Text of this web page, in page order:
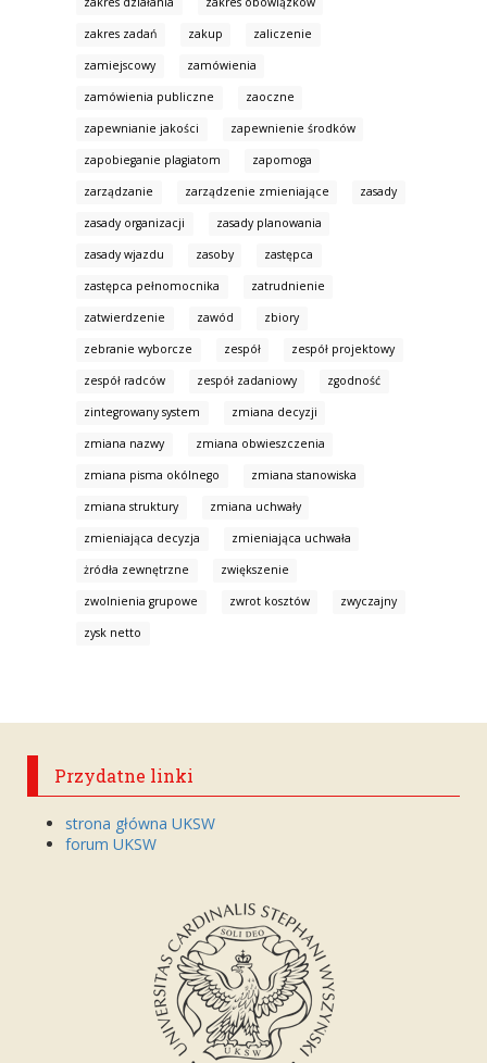
zakres zadań zakup zaliczenie
zamiejscowy zamówienia
zamówienia publiczne zaoczne
zapewnianie jakości zapewnienie środków
zapobieganie plagiatom zapomoga
zarządzanie zarządzenie zmieniające zasady
zasady organizacji zasady planowania
zasady wjazdu zasoby zastępca
zastępca pełnomocnika zatrudnienie
zatwierdzenie zawód zbiory
zebranie wyborcze zespół zespół projektowy
zespół radców zespół zadaniowy zgodność
zintegrowany system zmiana decyzji
zmiana nazwy zmiana obwieszczenia
zmiana pisma okólnego zmiana stanowiska
zmiana struktury zmiana uchwały
zmieniająca decyzja zmieniająca uchwała
żródła zewnętrzne zwiększenie
zwolnienia grupowe zwrot kosztów zwyczajny
zysk netto
Przydatne linki
strona główna UKSW
forum UKSW